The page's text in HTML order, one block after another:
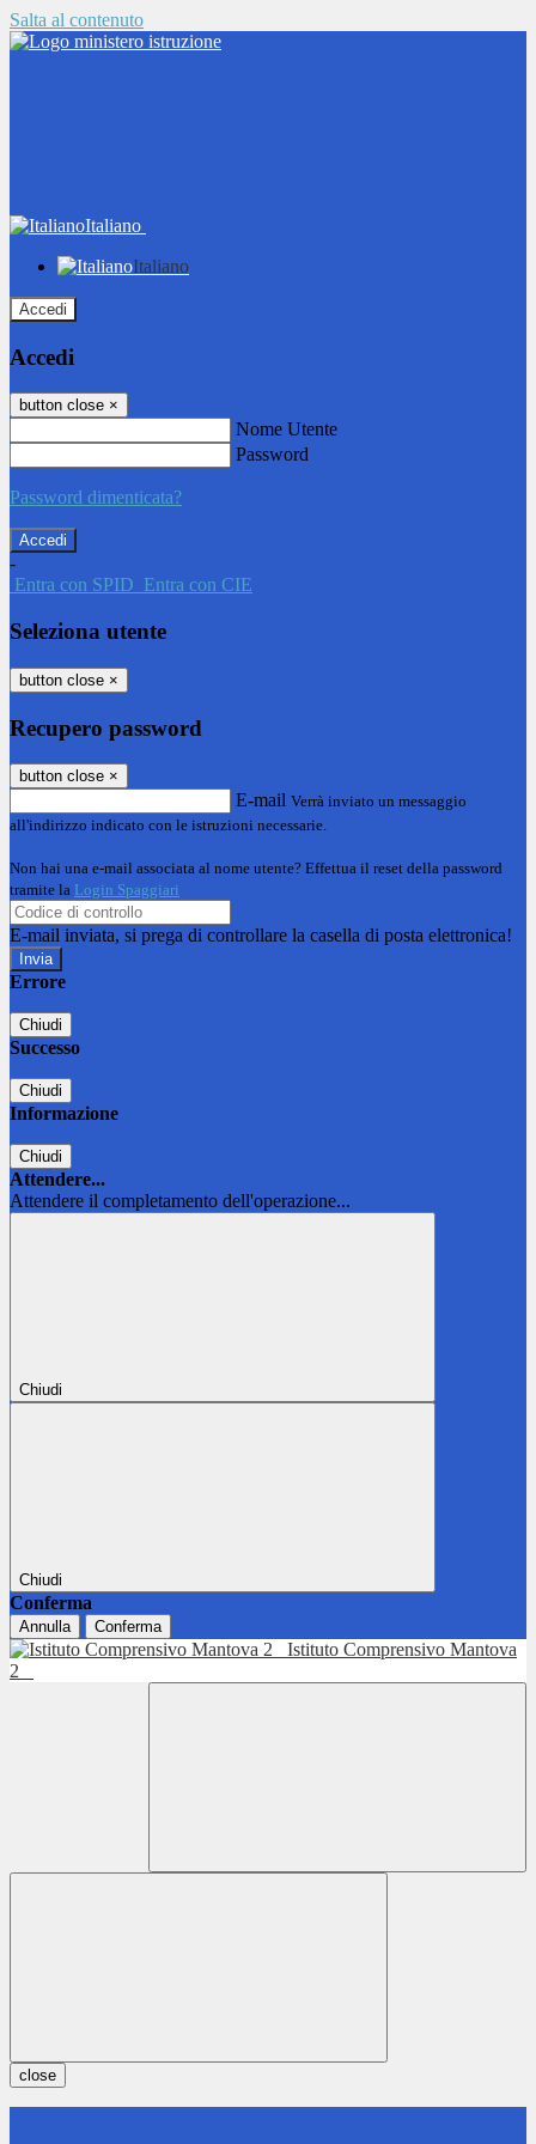
Salta al contenuto
Italiano
Italiano
Accedi
Accedi
button close ×
Nome Utente
Password
Password dimenticata?
-
Entra con SPID Entra con CIE
Seleziona utente
button close ×
Recupero password
button close ×
E-mail Verrà inviato un messaggio
all'indirizzo indicato con le istruzioni necessarie.
Non hai una e-mail associata al nome utente? Effettua il reset della password
tramite la Login Spaggiari
E-mail inviata, si prega di controllare la casella di posta elettronica!
Errore
Chiudi
Successo
Chiudi
Informazione
Chiudi
Attendere...
Attendere il completamento dell'operazione...
Chiudi
Chiudi
Conferma
Annulla Conferma
Istituto Comprensivo Mantova
2
close